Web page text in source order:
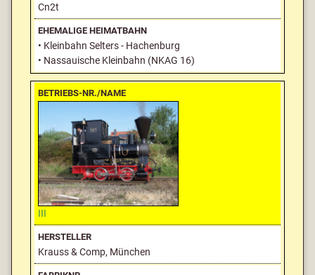
Cn2t
• Kleinbahn Selters - Hachenburg
• Nassauische Kleinbahn (NKAG 16)
III
Krauss & Comp, München